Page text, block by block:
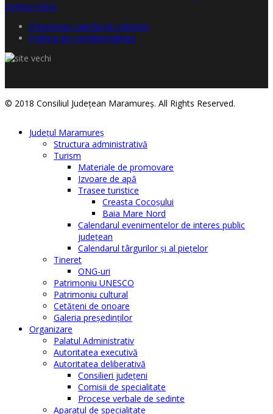
Chestionar satisfacţie cetăţeni
Politica de confidențialitate
© 2018 Consiliul Judeţean Maramureş. All Rights Reserved.
Judeţul Maramureş
Structura administrativă
Turism
Materiale de promovare
Izvoare de apă
Trasee turistice
Creasta Cocoșului
Baia Mare Nord
Calendarul evenimentelor de interes public
judeţean
Calendarul târgurilor şi al pieţelor
Tineret
ONG-uri
Patrimoniu UNESCO
Patrimoniu cultural
Cetăţeni de onoare
Galeria președinților
Organizare
Palatul Administrativ
Autoritatea executivă
Autoritatea deliberativă
Consilieri judeţeni
Comisii de specialitate
Procese verbale de sedinte
Aparatul de specialitate